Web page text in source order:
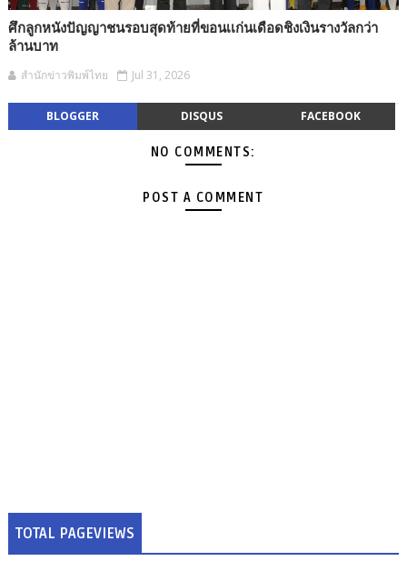
ศึกลูกหนังปัญญาชนรอบสุดท้ายที่ขอนเเก่นเดือดชิงเงินรางวัลกว่า
ล้านบาท
สำนักข่าวพิมพ์ไทย Jul 31, 2026
BLOGGER DISQUS FACEBOOK
NO COMMENTS:
POST A COMMENT
TOTAL PAGEVIEWS